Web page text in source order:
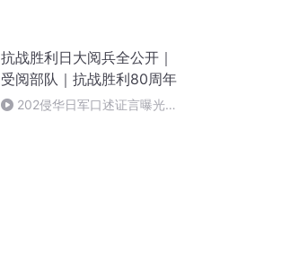
抗战胜利日大阅兵全公开｜
受阅部队｜抗战胜利80周年
202侵华日军口述证言曝光